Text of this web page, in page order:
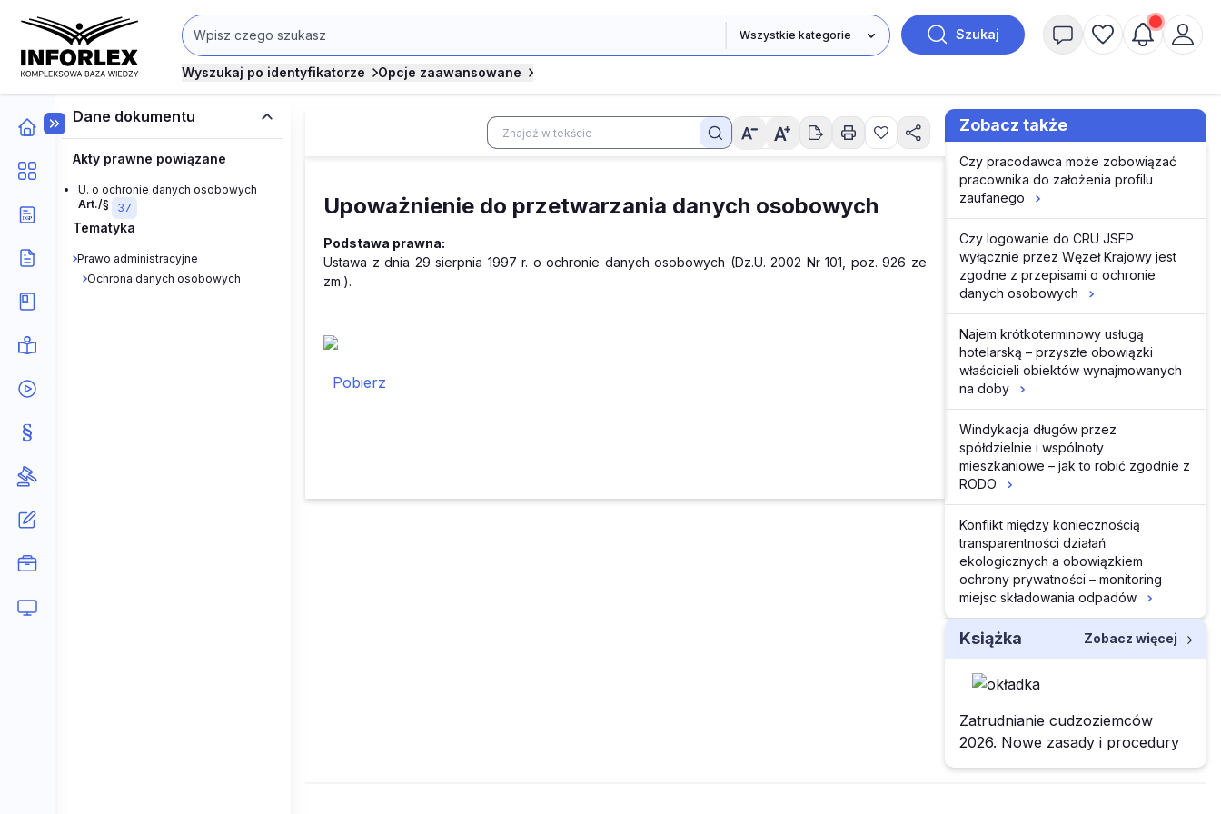
Szukaj
Wyszukaj po identyfikatorze Opcje zaawansowane
Dane dokumentu
Akty prawne powiązane
U. o ochronie danych osobowych
Art./§
37
Tematyka
Prawo administracyjne
Ochrona danych osobowych
Upoważnienie do przetwarzania danych osobowych
Podstawa prawna:
Ustawa z dnia 29 sierpnia 1997 r. o ochronie danych osobowych (Dz.U. 2002 Nr 101, poz. 926 ze
zm.).
Pobierz
Zobacz także
Czy pracodawca może zobowiązać
pracownika do założenia profilu
zaufanego
Czy logowanie do CRU JSFP
wyłącznie przez Węzeł Krajowy jest
zgodne z przepisami o ochronie
danych osobowych
Najem krótkoterminowy usługą
hotelarską – przyszłe obowiązki
właścicieli obiektów wynajmowanych
na doby
Windykacja długów przez
spółdzielnie i wspólnoty
mieszkaniowe – jak to robić zgodnie z
RODO
Konflikt między koniecznością
transparentności działań
ekologicznych a obowiązkiem
ochrony prywatności – monitoring
miejsc składowania odpadów
Książka Zobacz więcej
Zatrudnianie cudzoziemców
2026. Nowe zasady i procedury